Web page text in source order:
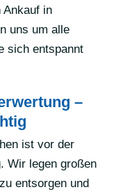
Ankauf in
uns um alle
sich entspannt
–
ist vor der
Wir legen großen
entsorgen und